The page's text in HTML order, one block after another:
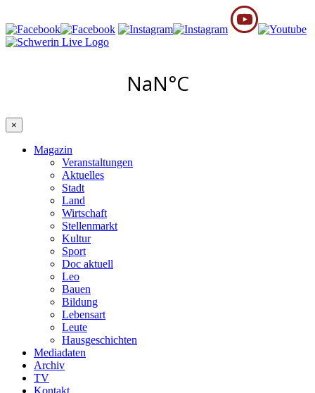
×
Magazin
Veranstaltungen
Aktuelles
Stadt
Land
Wirtschaft
Stellenmarkt
Kultur
Sport
Doc aktuell
Leo
Bauen
Bildung
Lebensart
Leute
Hausgeschichten
Mediadaten
Archiv
TV
Kontakt